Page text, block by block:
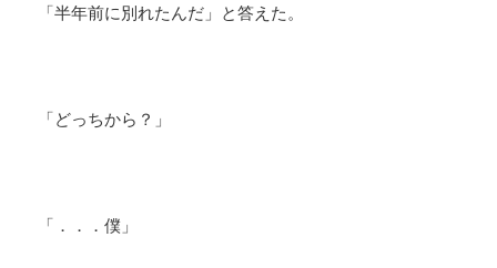
「半年前に別れたんだ」と答えた。
「どっちから？」
「．．．僕」